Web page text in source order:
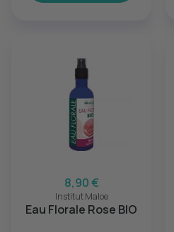
8,90 €
Institut Maloe
Eau Florale Rose BIO